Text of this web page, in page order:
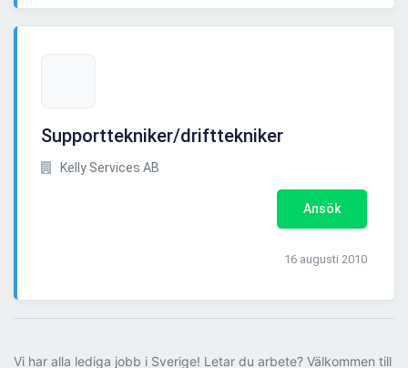
Supporttekniker/drifttekniker
Kelly Services AB
Ansök
16 augusti 2010
Vi har alla lediga jobb i Sverige! Letar du arbete? Välkommen till